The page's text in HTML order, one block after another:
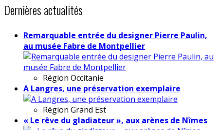
Dernières actualités
Remarquable entrée du designer Pierre Paulin,
au musée Fabre de Montpellier
Région Occitanie
A Langres, une préservation exemplaire
Région Grand Est
« Le rêve du gladiateur », aux arènes de Nîmes